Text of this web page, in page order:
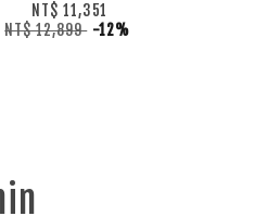
NT$ 11,351
NT$ 12,899 -12%